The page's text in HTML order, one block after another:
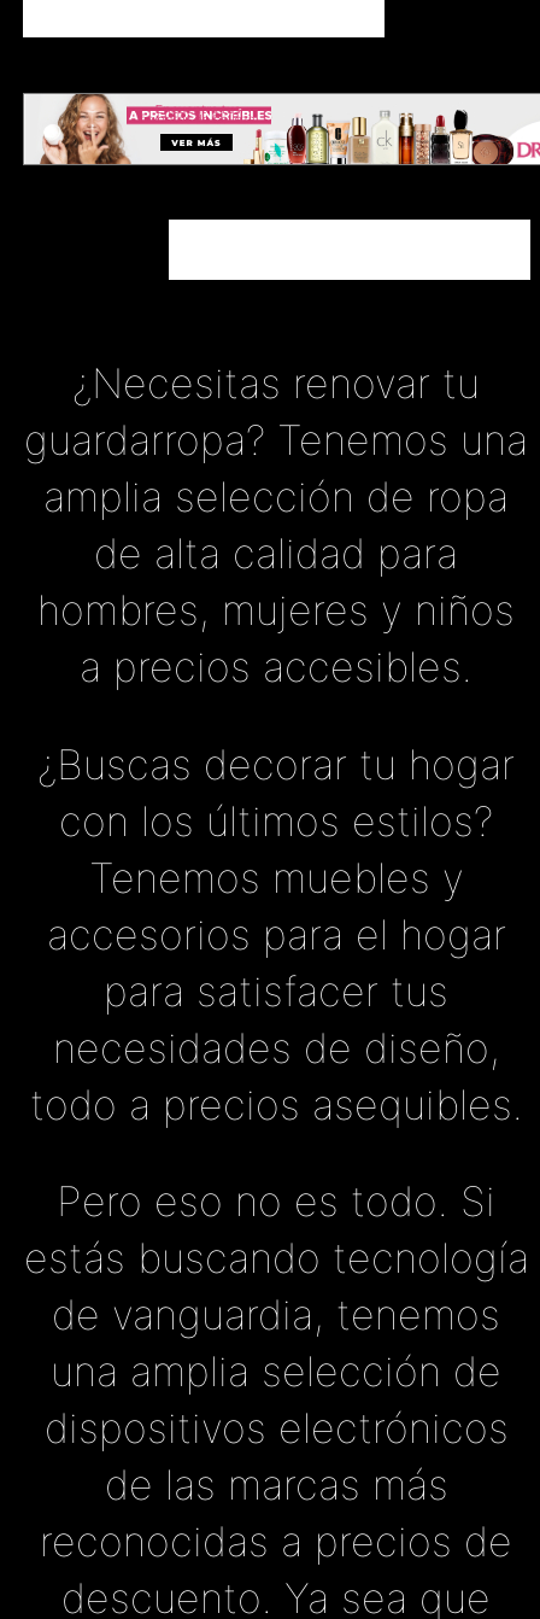
¿Necesitas renovar tu
guardarropa? Tenemos una
amplia selección de ropa
de alta calidad para
hombres, mujeres y niños
a precios accesibles.
¿Buscas decorar tu hogar
con los últimos estilos?
Tenemos muebles y
accesorios para el hogar
para satisfacer tus
necesidades de diseño,
todo a precios asequibles.
Pero eso no es todo. Si
estás buscando tecnología
de vanguardia, tenemos
una amplia selección de
dispositivos electrónicos
de las marcas más
reconocidas a precios de
descuento. Ya sea que